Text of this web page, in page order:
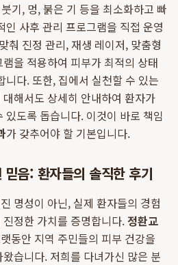
기, 멍, 붉은 기 등을 최소화하고 빠
사후 관리 프로그램을 직접 운영
춰 진정 관리, 재생 레이저, 맞춤형
을 적용하여 피부가 최적의 상태
니다. 또한, 집에서 실천할 수 있는
해서도 상세히 안내하여 환자가
있도록 돕습니다. 이것이 바로 책임
가 갖추어야 할 기본입니다.
음: 환자들의 솔직한 후기
명성이 아닌, 실제 환자들의 경험
정한 가치를 증명합니다. 정환교
동안 지역 주민들의 피부 건강을
습니다. 저희를 다녀가신 많은 분